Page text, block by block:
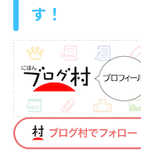
す！